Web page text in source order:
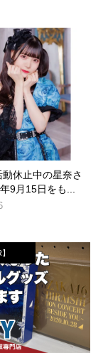
動休止中の星奈さ
9月15日をも...